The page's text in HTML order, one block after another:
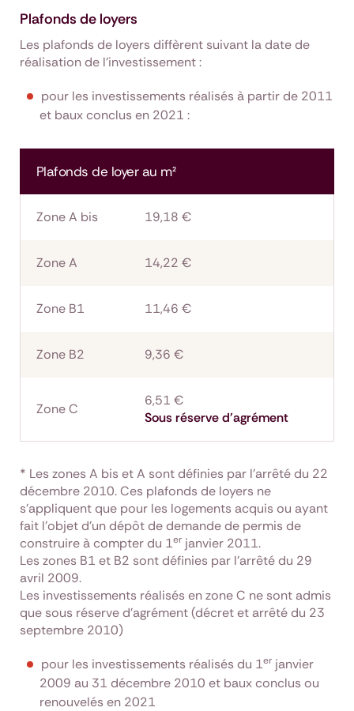
Plafonds de loyers
Les plafonds de loyers diffèrent suivant la date de
réalisation de l’investissement :
pour les investissements réalisés à partir de 2011
et baux conclus en 2021 :
Plafonds de loyer au m²
Zone A bis 19,18 €
Zone A 14,22 €
Zone B1 11,46 €
Zone B2 9,36 €
Zone C
6,51 €
Sous réserve d'agrément
* Les zones A bis et A sont définies par l'arrêté du 22
décembre 2010. Ces plafonds de loyers ne
s'appliquent que pour les logements acquis ou ayant
fait l'objet d'un dépôt de demande de permis de
construire à compter du 1er janvier 2011.
Les zones B1 et B2 sont définies par l’arrêté du 29
avril 2009.
Les investissements réalisés en zone C ne sont admis
que sous réserve d'agrément (décret et arrêté du 23
septembre 2010)
pour les investissements réalisés du 1er janvier
2009 au 31 décembre 2010 et baux conclus ou
renouvelés en 2021